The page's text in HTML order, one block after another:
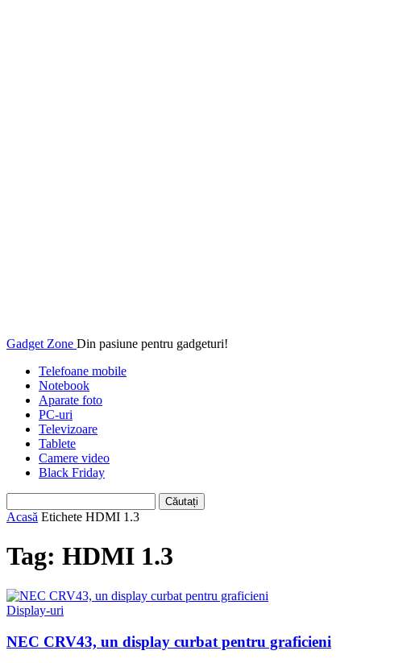
Gadget Zone Din pasiune pentru gadgeturi!
Telefoane mobile
Notebook
Aparate foto
PC-uri
Televizoare
Tablete
Camere video
Black Friday
Acasă Etichete HDMI 1.3
Tag: HDMI 1.3
Display-uri
NEC CRV43, un display curbat pentru graficieni